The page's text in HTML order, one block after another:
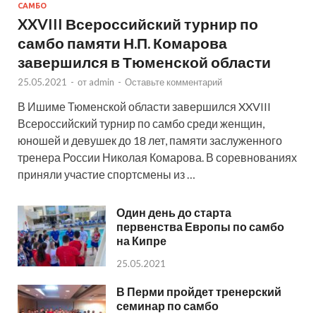
САМБО
XXVIII Всероссийский турнир по
самбо памяти Н.П. Комарова
завершился в Тюменской области
25.05.2021 - от admin - Оставьте комментарий
В Ишиме Тюменской области завершился XXVIII
Всероссийский турнир по самбо среди женщин,
юношей и девушек до 18 лет, памяти заслуженного
тренера России Николая Комарова. В соревнованиях
приняли участие спортсмены из …
Один день до старта
первенства Европы по самбо
на Кипре
25.05.2021
В Перми пройдет тренерский
семинар по самбо